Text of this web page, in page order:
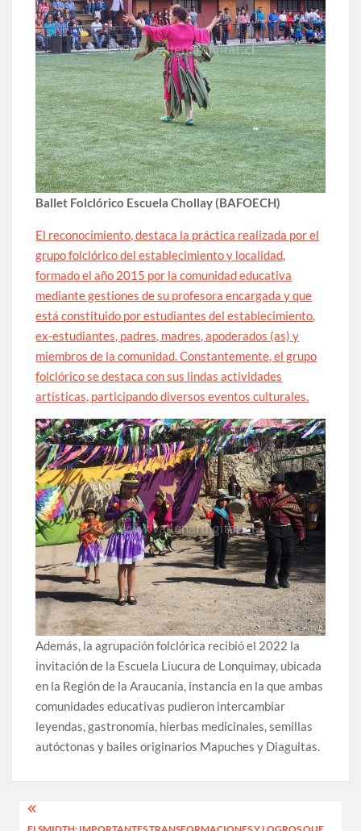
Ballet Folclórico Escuela Chollay (BAFOECH)
El reconocimiento, destaca la práctica realizada por el
grupo folclórico del establecimiento y localidad,
formado el año 2015 por la comunidad educativa
mediante gestiones de su profesora encargada y que
está constituido por estudiantes del establecimiento,
ex-estudiantes, padres, madres, apoderados (as) y
miembros de la comunidad. Constantemente, el grupo
folclórico se destaca con sus lindas actividades
artísticas, participando diversos eventos culturales.
Además, la agrupación folclórica recibió el 2022 la
invitación de la Escuela Liucura de Lonquimay, ubicada
en la Región de la Araucanía, instancia en la que ambas
comunidades educativas pudieron intercambiar
leyendas, gastronomía, hierbas medicinales, semillas
autóctonas y bailes originarios Mapuches y Diaguitas.
Navegación